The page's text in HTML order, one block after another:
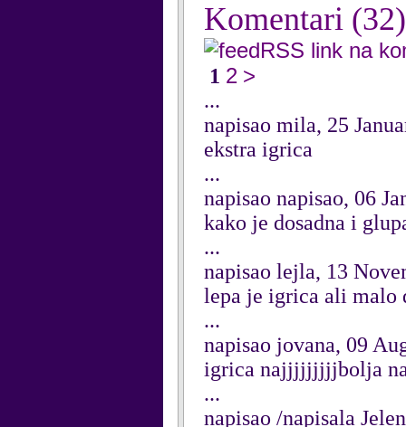
Komentari (32)
RSS link na
1 2 >
...
napisao mila, 25
ekstra igrica
...
napisao napisao, 06
kako je dosadna i
...
napisao lejla, 13
lepa je igrica ali malo
...
napisao jovana, 09
igrica najjjjjjjjjbolja
...
napisao /napisala